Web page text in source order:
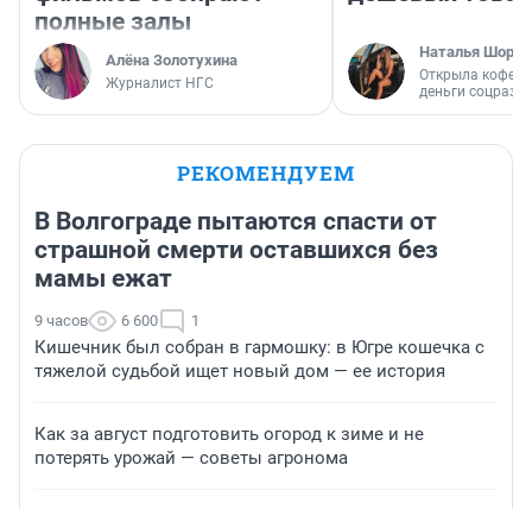
полные залы
Алёна Золотухина
Журналист НГС
Наталья
Открыла
деньги
РЕКОМЕНДУЕМ
В Волгограде пытаются спасти от
страшной смерти оставшихся без
мамы ежат
9 часов 6 600 1
Кишечник был собран в гармошку: в Югре кошечка с
тяжелой судьбой ищет новый дом — ее история
Как за август подготовить огород к зиме и не
потерять урожай — советы агронома